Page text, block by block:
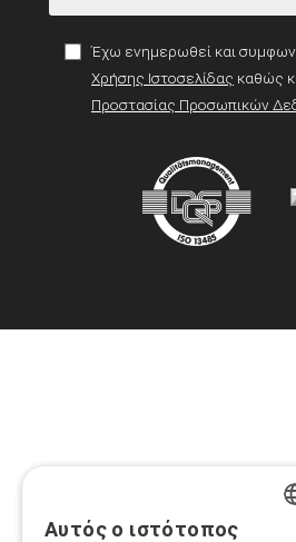
Έχω ενημερωθεί και
Χρήσης Ιστοσελίδας καθώς
Προστασίας Προσωπικών
Αυτός ο ιστότοπος